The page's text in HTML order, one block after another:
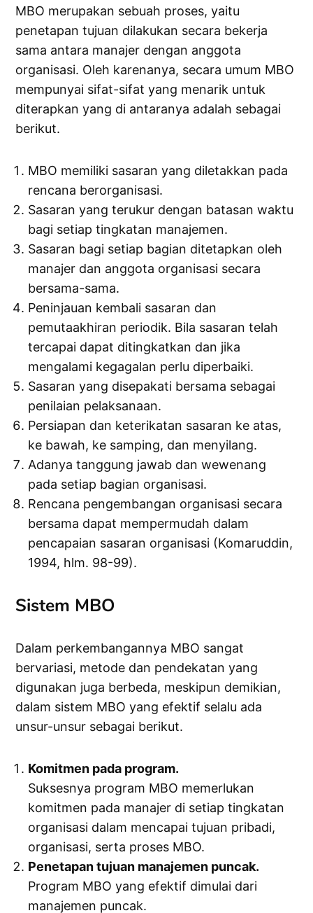
MBO merupakan sebuah proses, yaitu
penetapan tujuan dilakukan secara bekerja
sama antara manajer dengan anggota
organisasi. Oleh karenanya, secara umum MBO
mempunyai sifat-sifat yang menarik untuk
diterapkan yang di antaranya adalah sebagai
berikut.
MBO memiliki sasaran yang diletakkan pada
rencana berorganisasi.
Sasaran yang terukur dengan batasan waktu
bagi setiap tingkatan manajemen.
Sasaran bagi setiap bagian ditetapkan oleh
manajer dan anggota organisasi secara
bersama-sama.
Peninjauan kembali sasaran dan
pemutaakhiran periodik. Bila sasaran telah
tercapai dapat ditingkatkan dan jika
mengalami kegagalan perlu diperbaiki.
Sasaran yang disepakati bersama sebagai
penilaian pelaksanaan.
Persiapan dan keterikatan sasaran ke atas,
ke bawah, ke samping, dan menyilang.
Adanya tanggung jawab dan wewenang
pada setiap bagian organisasi.
Rencana pengembangan organisasi secara
bersama dapat mempermudah dalam
pencapaian sasaran organisasi (Komaruddin,
1994, hlm. 98-99).
Sistem MBO
Dalam perkembangannya MBO sangat
bervariasi, metode dan pendekatan yang
digunakan juga berbeda, meskipun demikian,
dalam sistem MBO yang efektif selalu ada
unsur-unsur sebagai berikut.
Komitmen pada program.
Suksesnya program MBO memerlukan
komitmen pada manajer di setiap tingkatan
organisasi dalam mencapai tujuan pribadi,
organisasi, serta proses MBO.
Penetapan tujuan manajemen puncak.
Program MBO yang efektif dimulai dari
manajemen puncak.